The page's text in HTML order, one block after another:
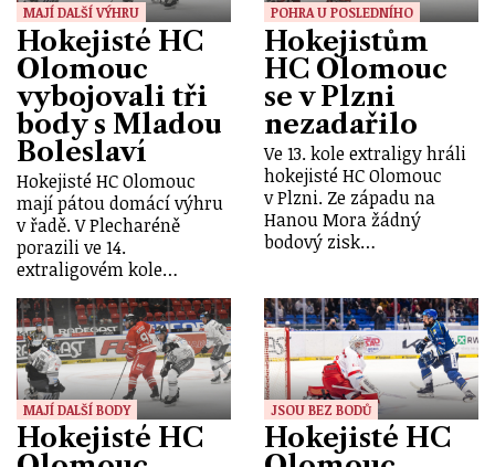
MAJÍ DALŠÍ VÝHRU
Hokejisté HC
Olomouc
vybojovali tři
body s Mladou
Boleslaví
Hokejisté HC Olomouc
mají pátou domácí výhru
v řadě. V Plecharéně
porazili ve 14.
extraligovém kole…
POHRA U POSLEDNÍHO
Hokejistům
HC Olomouc
se v Plzni
nezadařilo
Ve 13. kole extraligy hráli
hokejisté HC Olomouc
v Plzni. Ze západu na
Hanou Mora žádný
bodový zisk…
MAJÍ DALŠÍ BODY
Hokejisté HC
JSOU BEZ BODŮ
Hokejisté HC